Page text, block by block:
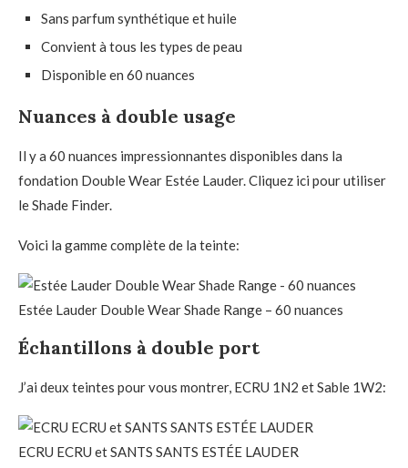
Sans parfum synthétique et huile
Convient à tous les types de peau
Disponible en 60 nuances
Nuances à double usage
Il y a 60 nuances impressionnantes disponibles dans la
fondation Double Wear Estée Lauder. Cliquez ici pour utiliser
le Shade Finder.
Voici la gamme complète de la teinte:
Estée Lauder Double Wear Shade Range – 60 nuances
Échantillons à double port
J’ai deux teintes pour vous montrer, ECRU 1N2 et Sable 1W2:
ECRU ECRU et SANTS SANTS ESTÉE LAUDER